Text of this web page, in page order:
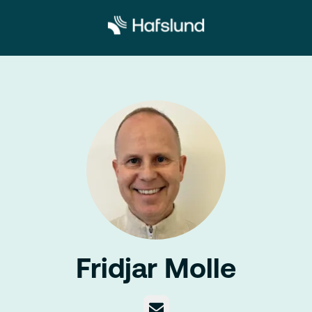
Fridjar Molle
E-post